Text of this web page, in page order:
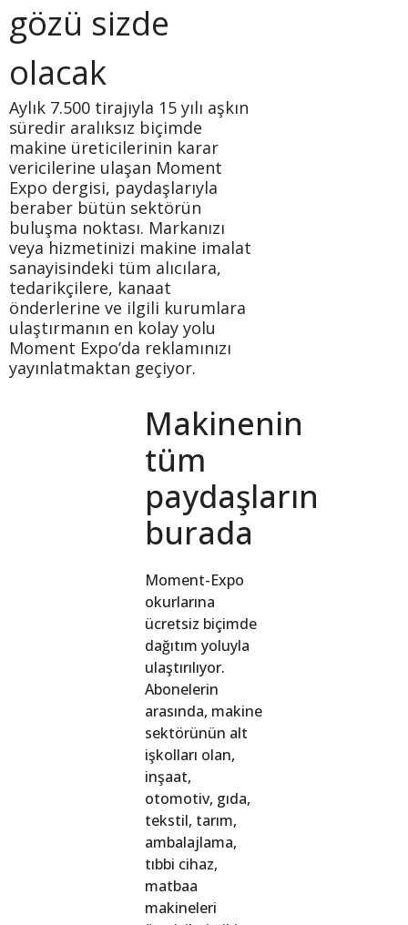
gözü sizde
olacak
Aylık 7.500 tirajıyla 15 yılı aşkın
süredir aralıksız biçimde
makine üreticilerinin karar
vericilerine ulaşan Moment
Expo dergisi, paydaşlarıyla
beraber bütün sektörün
buluşma noktası. Markanızı
veya hizmetinizi makine imalat
sanayisindeki tüm alıcılara,
tedarikçilere, kanaat
önderlerine ve ilgili kurumlara
ulaştırmanın en kolay yolu
Moment Expo’da reklamınızı
yayınlatmaktan geçiyor.
Makinenin
tüm
paydaşların
burada
Moment-Expo
okurlarına
ücretsiz biçimde
dağıtım yoluyla
ulaştırılıyor.
Abonelerin
arasında, makine
sektörünün alt
işkolları olan,
inşaat,
otomotiv, gıda,
tekstil, tarım,
ambalajlama,
tıbbi cihaz,
matbaa
makineleri